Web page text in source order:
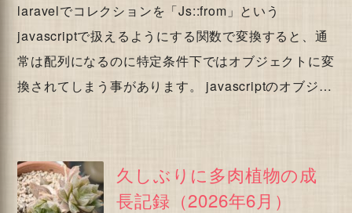
laravelでコレクションを「Js::from」という
javascriptで扱えるようにする関数で変換すると、通
常は配列になるのに特定条件下ではオブジェクトに変
換されてしまう事があります。 javascriptのオブジ…
久しぶりに多肉植物の成
長記録（2026年6月）